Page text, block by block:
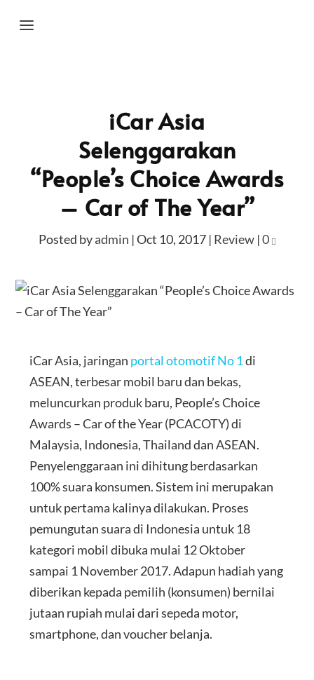
iCar Asia
Selenggarakan
“People’s Choice Awards
– Car of The Year”
Posted byadmin |Oct 10, 2017| Review|0
iCar Asia, jaringan portal otomotif No 1di
ASEAN, terbesar mobil baru dan bekas,
meluncurkan produk baru, People’s Choice
Awards – Car of the Year (PCACOTY) di
Malaysia, Indonesia, Thailand dan ASEAN.
Penyelenggaraan ini dihitung berdasarkan
100% suara konsumen. Sistem ini merupakan
untuk pertama kalinya dilakukan. Proses
pemungutan suara di Indonesia untuk 18
kategori mobil dibuka mulai 12 Oktober
sampai 1 November 2017. Adapun hadiah yang
diberikan kepada pemilih (konsumen) bernilai
jutaan rupiah mulai dari sepeda motor,
smartphone, dan voucher belanja.